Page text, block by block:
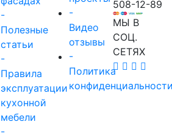
-
Полезные
статьи
-
Правила
эксплуатации
кухонной
мебели
-
-
Видео
отзывы
-
Политика
508-12-89
МЫ В
СОЦ.
СЕТЯХ